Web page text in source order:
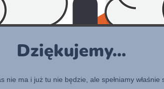
Dziękujemy...
nie ma i już tu nie będzie, ale spełniamy właśnie